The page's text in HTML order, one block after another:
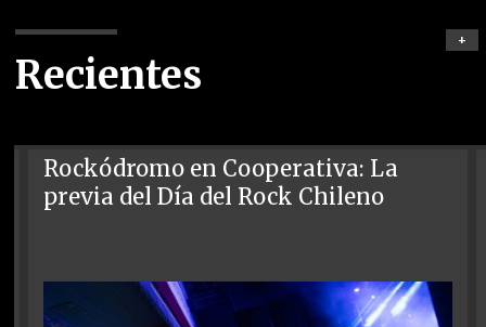
Recientes
+
Rockódromo en Cooperativa: La
previa del Día del Rock Chileno